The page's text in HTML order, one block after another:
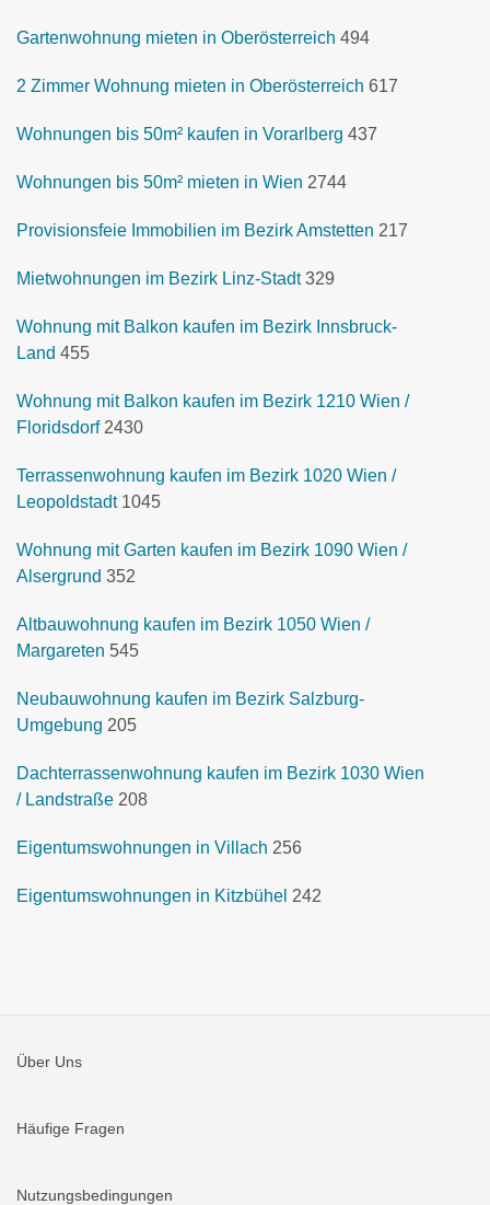
Gartenwohnung mieten in Oberösterreich 494
2 Zimmer Wohnung mieten in Oberösterreich 617
Wohnungen bis 50m² kaufen in Vorarlberg 437
Wohnungen bis 50m² mieten in Wien 2744
Provisionsfeie Immobilien im Bezirk Amstetten 217
Mietwohnungen im Bezirk Linz-Stadt 329
Wohnung mit Balkon kaufen im Bezirk Innsbruck-
Land 455
Wohnung mit Balkon kaufen im Bezirk 1210 Wien /
Floridsdorf 2430
Terrassenwohnung kaufen im Bezirk 1020 Wien /
Leopoldstadt 1045
Wohnung mit Garten kaufen im Bezirk 1090 Wien /
Alsergrund 352
Altbauwohnung kaufen im Bezirk 1050 Wien /
Margareten 545
Neubauwohnung kaufen im Bezirk Salzburg-
Umgebung 205
Dachterrassenwohnung kaufen im Bezirk 1030 Wien
/ Landstraße 208
Eigentumswohnungen in Villach 256
Eigentumswohnungen in Kitzbühel 242
Über Uns
Häufige Fragen
Nutzungsbedingungen